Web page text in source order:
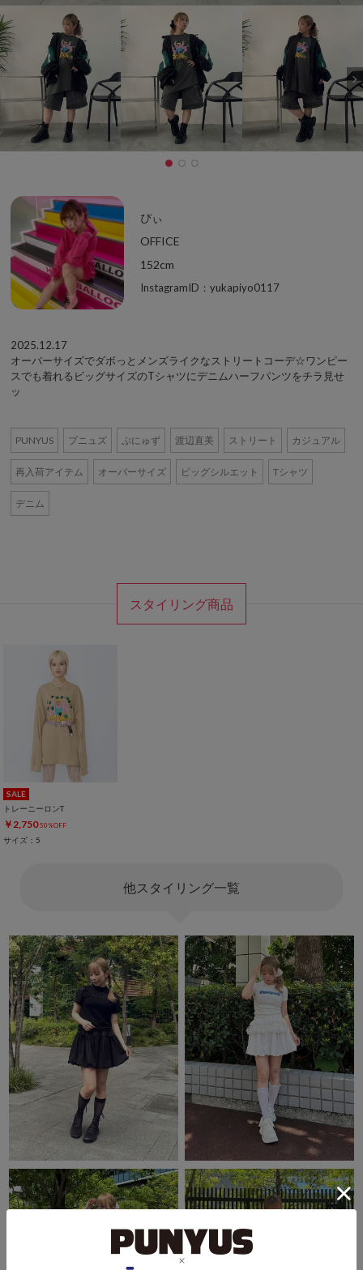
ぴぃ
OFFICE
152cm
InstagramID：yukapiyo0117
2025.12.17
オーバーサイズでダボっとメンズライクなストリートコーデ☆ワンピー
スでも着れるビッグサイズのTシャツにデニムハーフパンツをチラ見せ
ッ
PUNYUS プニュズ ぷにゅず 渡辺直美 ストリート カジュアル
再入荷アイテム オーバーサイズ ビッグシルエット Tシャツ
デニム
スタイリング商品
SALE
トレーニーロンT
￥2,750 50%OFF
サイズ：5
他スタイリング一覧